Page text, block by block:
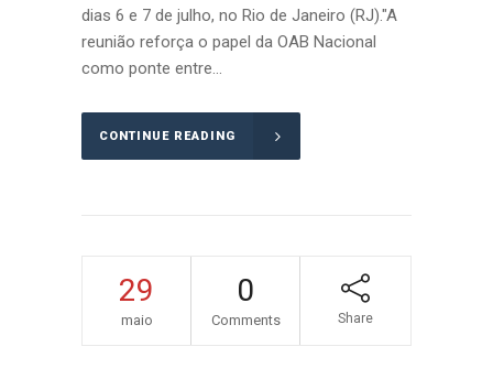
dias 6 e 7 de julho, no Rio de Janeiro (RJ)."A
reunião reforça o papel da OAB Nacional
como ponte entre...
CONTINUE READING
29
maio
0
Comments Share